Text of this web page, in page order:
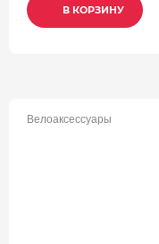
В КОРЗИНУ
В КОРЗИНУ
В КОРЗИНУ
Велоаксессуары